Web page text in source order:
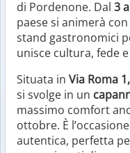
di Pordenone. Dal 3
paese si animerà
stand gastronomici
unisce cultura, fede
Situata in Via Roma
si svolge in un
massimo comfort
ottobre. È
autentica, perfetta